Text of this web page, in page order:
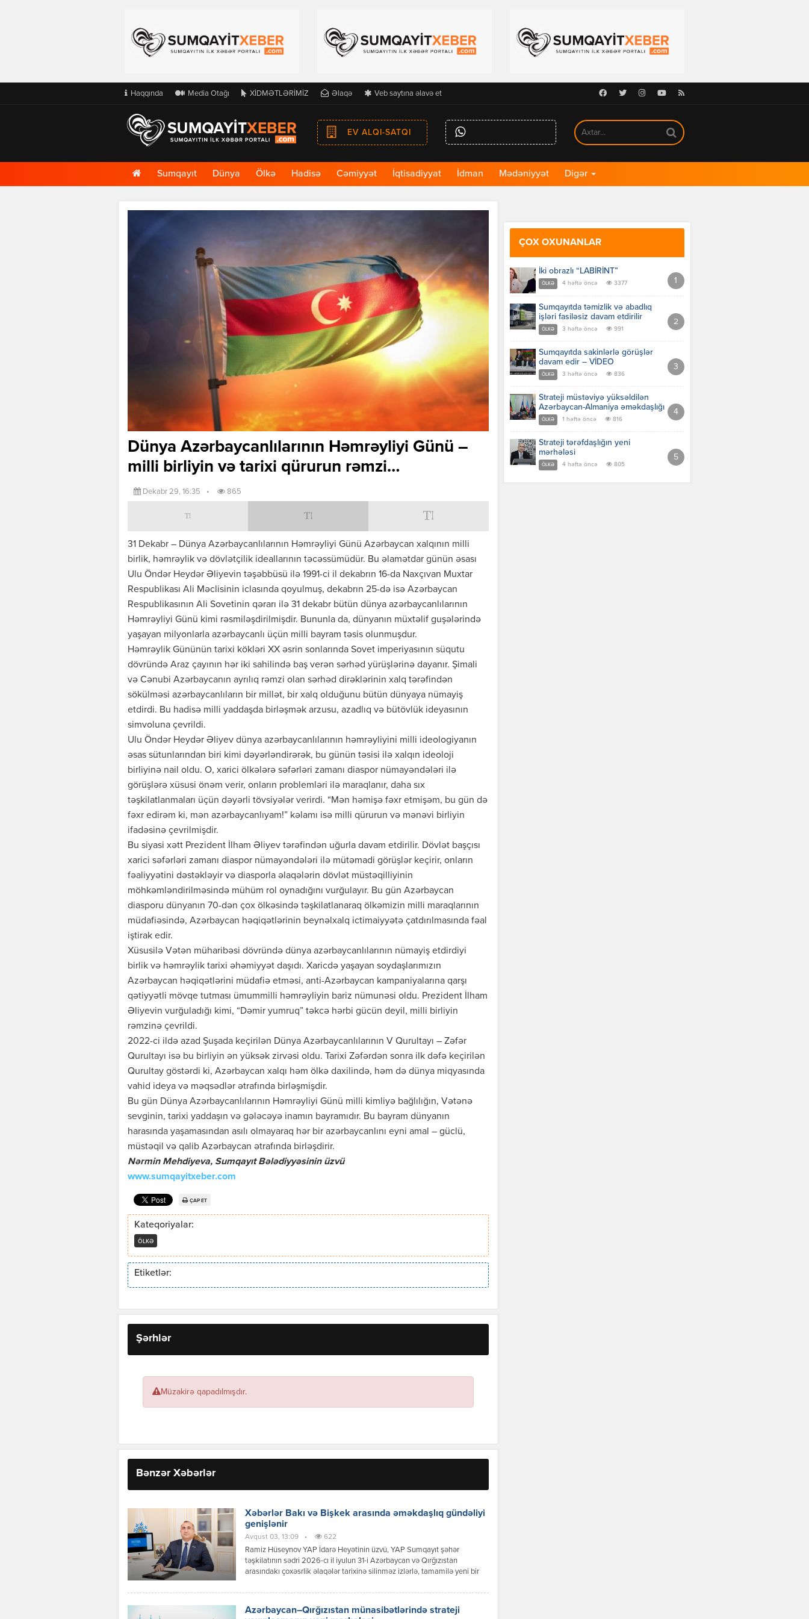
Haqqında Media Otağı XİDMƏTLƏRİMİZ Əlaqə Veb saytına əlavə et Facebook
TwitterInstagramYoutubeRSS
EV ALQI-SATQI
Ana
Səhifə
Sumqayıt Dünya Ölkə Hadisə Cəmiyyət İqtisadiyyat İdman Mədəniyyət Digər
Dünya Azərbaycanlılarının Həmrəyliyi Günü –
milli birliyin və tarixi qürurun rəmzi…
Dekabr 29, 16:35 • 865
31 Dekabr – Dünya Azərbaycanlılarının Həmrəyliyi Günü Azərbaycan xalqının milli
birlik, həmrəylik və dövlətçilik ideallarının təcəssümüdür. Bu əlamətdar günün əsası
Ulu Öndər Heydər Əliyevin təşəbbüsü ilə 1991-ci il dekabrın 16-da Naxçıvan Muxtar
Respublikası Ali Məclisinin iclasında qoyulmuş, dekabrın 25-də isə Azərbaycan
Respublikasının Ali Sovetinin qərarı ilə 31 dekabr bütün dünya azərbaycanlılarının
Həmrəyliyi Günü kimi rəsmiləşdirilmişdir. Bununla da, dünyanın müxtəlif guşələrində
yaşayan milyonlarla azərbaycanlı üçün milli bayram təsis olunmuşdur.
Həmrəylik Gününün tarixi kökləri XX əsrin sonlarında Sovet imperiyasının süqutu
dövründə Araz çayının hər iki sahilində baş verən sərhəd yürüşlərinə dayanır. Şimali
və Cənubi Azərbaycanın ayrılıq rəmzi olan sərhəd dirəklərinin xalq tərəfindən
sökülməsi azərbaycanlıların bir millət, bir xalq olduğunu bütün dünyaya nümayiş
etdirdi. Bu hadisə milli yaddaşda birləşmək arzusu, azadlıq və bütövlük ideyasının
simvoluna çevrildi.
Ulu Öndər Heydər Əliyev dünya azərbaycanlılarının həmrəyliyini milli ideologiyanın
əsas sütunlarından biri kimi dəyərləndirərək, bu günün təsisi ilə xalqın ideoloji
birliyinə nail oldu. O, xarici ölkələrə səfərləri zamanı diaspor nümayəndələri ilə
görüşlərə xüsusi önəm verir, onların problemləri ilə maraqlanır, daha sıx
təşkilatlanmaları üçün dəyərli tövsiyələr verirdi. “Mən həmişə fəxr etmişəm, bu gün də
fəxr edirəm ki, mən azərbaycanlıyam!” kəlamı isə milli qürurun və mənəvi birliyin
ifadəsinə çevrilmişdir.
Bu siyasi xətt Prezident İlham Əliyev tərəfindən uğurla davam etdirilir. Dövlət başçısı
xarici səfərləri zamanı diaspor nümayəndələri ilə mütəmadi görüşlər keçirir, onların
fəaliyyətini dəstəkləyir və diasporla əlaqələrin dövlət müstəqilliyinin
möhkəmləndirilməsində mühüm rol oynadığını vurğulayır. Bu gün Azərbaycan
diasporu dünyanın 70-dən çox ölkəsində təşkilatlanaraq ölkəmizin milli maraqlarının
müdafiəsində, Azərbaycan həqiqətlərinin beynəlxalq ictimaiyyətə çatdırılmasında fəal
iştirak edir.
Xüsusilə Vətən müharibəsi dövründə dünya azərbaycanlılarının nümayiş etdirdiyi
birlik və həmrəylik tarixi əhəmiyyət daşıdı. Xaricdə yaşayan soydaşlarımızın
Azərbaycan həqiqətlərini müdafiə etməsi, anti-Azərbaycan kampaniyalarına qarşı
qətiyyətli mövqe tutması ümummilli həmrəyliyin bariz nümunəsi oldu. Prezident İlham
Əliyevin vurğuladığı kimi, “Dəmir yumruq” təkcə hərbi gücün deyil, milli birliyin
rəmzinə çevrildi.
2022-ci ildə azad Şuşada keçirilən Dünya Azərbaycanlılarının V Qurultayı – Zəfər
Qurultayı isə bu birliyin ən yüksək zirvəsi oldu. Tarixi Zəfərdən sonra ilk dəfə keçirilən
Qurultay göstərdi ki, Azərbaycan xalqı həm ölkə daxilində, həm də dünya miqyasında
vahid ideya və məqsədlər ətrafında birləşmişdir.
Bu gün Dünya Azərbaycanlılarının Həmrəyliyi Günü milli kimliyə bağlılığın, Vətənə
sevginin, tarixi yaddaşın və gələcəyə inamın bayramıdır. Bu bayram dünyanın
harasında yaşamasından asılı olmayaraq hər bir azərbaycanlını eyni amal – güclü,
müstəqil və qalib Azərbaycan ətrafında birləşdirir.
Nərmin Mehdiyeva, Sumqayıt Bələdiyyəsinin üzvü
www.sumqayitxeber.com
ÇAP ET
Kateqoriyalar:
ÖLKƏ
Etiketlər:
Şərhlər
Müzakirə qapadılmışdır.
Bənzər Xəbərlər
Xəbərlər Bakı və Bişkek arasında əməkdaşlıq gündəliyi
genişlənir
Avqust 03, 13:09 • 622
Ramiz Hüseynov YAP İdarə Heyətinin üzvü, YAP Sumqayıt şəhər
təşkilatının sədri 2026-cı il iyulun 31-i Azərbaycan və Qırğızıstan
arasındakı çoxəsrlik əlaqələr tarixinə silinməz izlərlə, tamamilə yeni bir
Azərbaycan Respublikasının Prezidenti İlham Əliyevin Qırğız
qaydalarının icrası deyildi; bu, ortaq köklərə, […]
Azərbaycan–Qırğızıstan münasibətlərində strateji
ÇOX OXUNANLAR
İki obrazlı “LABİRİNT”
ÖLKƏ 4 həftə öncə 3377
Sumqayıtda təmizlik və abadlıq
işləri fasiləsiz davam etdirilir
ÖLKƏ 3 həftə öncə 991
Sumqayıtda sakinlərlə görüşlər
davam edir – VİDEO
ÖLKƏ 3 həftə öncə 836
Strateji müstəviyə yüksəldilən
Azərbaycan-Almaniya əməkdaşlığı
ÖLKƏ 1 həftə öncə 816
Strateji tərəfdaşlığın yeni
mərhələsi
ÖLKƏ 4 həftə öncə 805